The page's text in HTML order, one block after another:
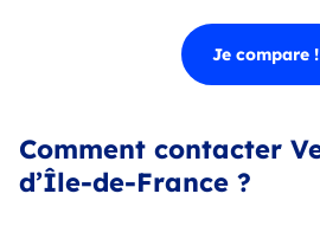
Je compare !
Comment contacter
d’Île-de-France ?